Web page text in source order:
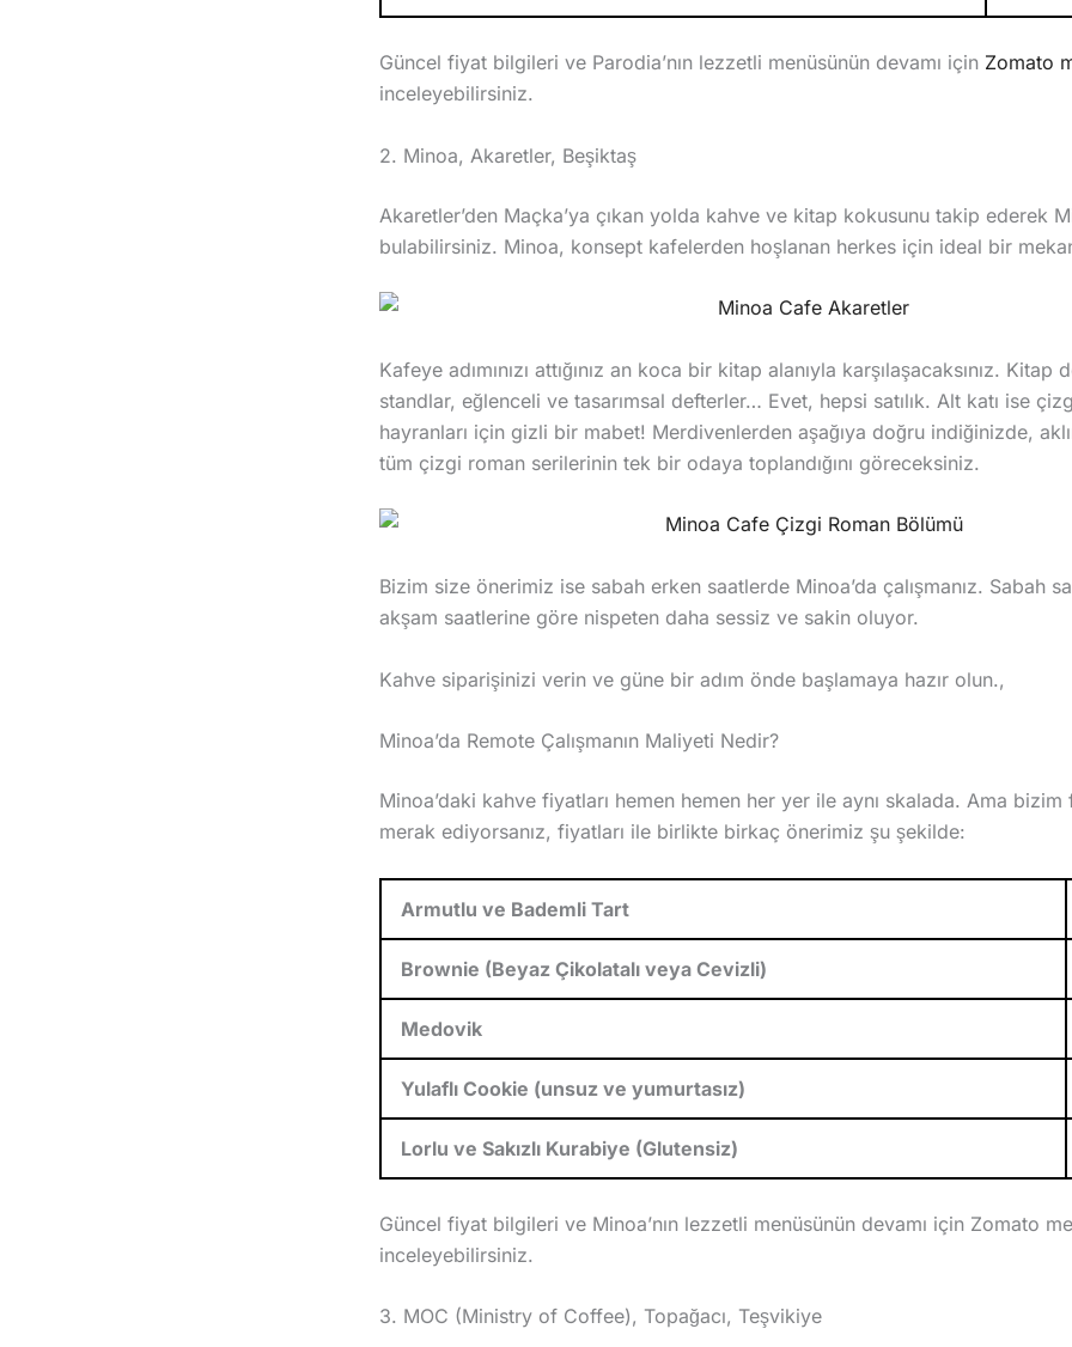
Güncel fiyat bilgileri ve Parodia’nın lezzetli menüsünün devamı için Zomato
inceleyebilirsiniz.
2. Minoa, Akaretler, Beşiktaş
Akaretler’den Maçka’ya çıkan yolda kahve ve kitap kokusunu takip ederek
bulabilirsiniz. Minoa, konsept kafelerden hoşlanan herkes için ideal bir
Kafeye adımınızı attığınız an koca bir kitap alanıyla karşılaşacaksınız. Kitap
standlar, eğlenceli ve tasarımsal defterler… Evet, hepsi satılık. Alt katı ise
hayranları için gizli bir mabet! Merdivenlerden aşağıya doğru indiğinizde,
tüm çizgi roman serilerinin tek bir odaya toplandığını göreceksiniz.
Bizim size önerimiz ise sabah erken saatlerde Minoa’da çalışmanız. Sabah
akşam saatlerine göre nispeten daha sessiz ve sakin oluyor.
Kahve siparişinizi verin ve güne bir adım önde başlamaya hazır olun.,
Minoa’da Remote Çalışmanın Maliyeti Nedir?
Minoa’daki kahve fiyatları hemen hemen her yer ile aynı skalada. Ama bizim
merak ediyorsanız, fiyatları ile birlikte birkaç önerimiz şu şekilde:
Armutlu ve Bademli Tart
Brownie (Beyaz Çikolatalı veya Cevizli)
Medovik
Yulaflı Cookie (unsuz ve yumurtasız)
Lorlu ve Sakızlı Kurabiye (Glutensiz)
Güncel fiyat bilgileri ve Minoa’nın lezzetli menüsünün devamı için Zomato
inceleyebilirsiniz.
3. MOC (Ministry of Coffee), Topağacı, Teşvikiye